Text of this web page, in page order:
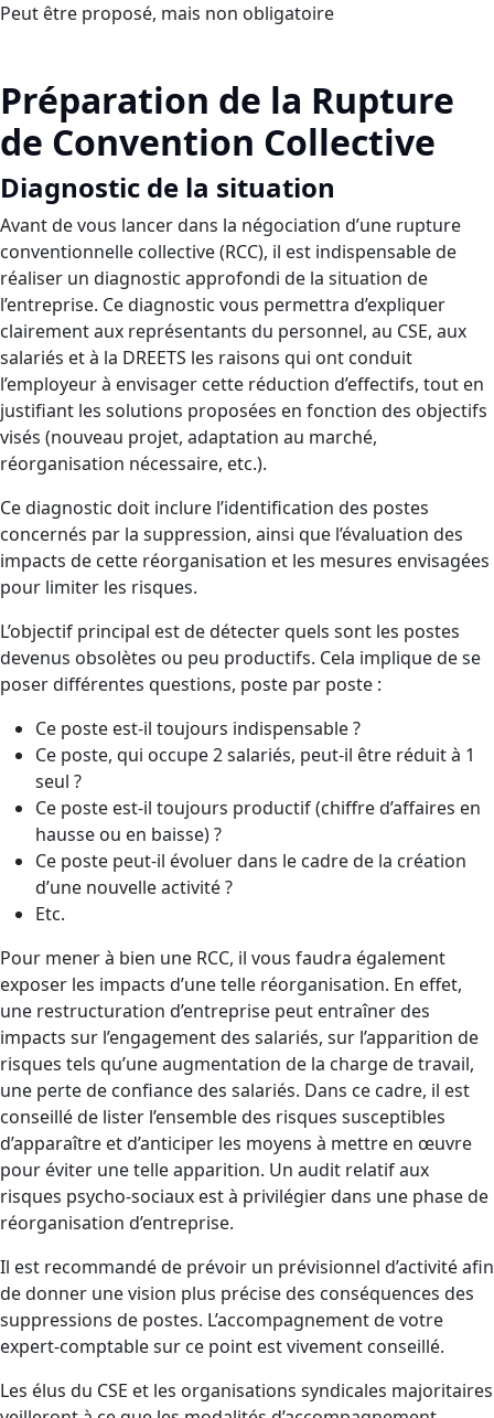
Peut être proposé, mais non obligatoire
Préparation de la Rupture
de Convention Collective
Diagnostic de la situation
Avant de vous lancer dans la négociation d’une rupture
conventionnelle collective (RCC), il est indispensable de
réaliser un diagnostic approfondi de la situation de
l’entreprise. Ce diagnostic vous permettra d’expliquer
clairement aux représentants du personnel, au CSE, aux
salariés et à la DREETS les raisons qui ont conduit
l’employeur à envisager cette réduction d’effectifs, tout en
justifiant les solutions proposées en fonction des objectifs
visés (nouveau projet, adaptation au marché,
réorganisation nécessaire, etc.).
Ce diagnostic doit inclure l’identification des postes
concernés par la suppression, ainsi que l’évaluation des
impacts de cette réorganisation et les mesures envisagées
pour limiter les risques.
L’objectif principal est de détecter quels sont les postes
devenus obsolètes ou peu productifs. Cela implique de se
poser différentes questions, poste par poste :
Ce poste est-il toujours indispensable ?
Ce poste, qui occupe 2 salariés, peut-il être réduit à 1
seul ?
Ce poste est-il toujours productif (chiffre d’affaires en
hausse ou en baisse) ?
Ce poste peut-il évoluer dans le cadre de la création
d’une nouvelle activité ?
Etc.
Pour mener à bien une RCC, il vous faudra également
exposer les impacts d’une telle réorganisation. En effet,
une restructuration d’entreprise peut entraîner des
impacts sur l’engagement des salariés, sur l’apparition de
risques tels qu’une augmentation de la charge de travail,
une perte de confiance des salariés. Dans ce cadre, il est
conseillé de lister l’ensemble des risques susceptibles
d’apparaître et d’anticiper les moyens à mettre en œuvre
pour éviter une telle apparition. Un audit relatif aux
risques psycho-sociaux est à privilégier dans une phase de
réorganisation d’entreprise.
Il est recommandé de prévoir un prévisionnel d’activité afin
de donner une vision plus précise des conséquences des
suppressions de postes. L’accompagnement de votre
expert-comptable sur ce point est vivement conseillé.
Les élus du CSE et les organisations syndicales majoritaires